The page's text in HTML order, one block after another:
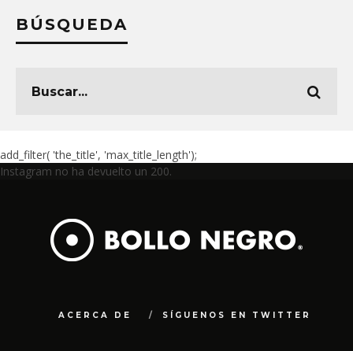
BÚSQUEDA
add_filter( 'the_title', 'max_title_length');
Instagram no ha devuelto un 200.
ACERCA DE SÍGUENOS EN TWITTER